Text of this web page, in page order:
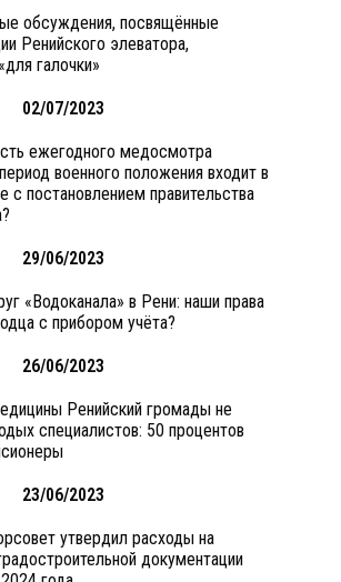
обсуждения, посвящённые
Ренийского элеватора,
галочки»
02/07/2023
ежегодного медосмотра
военного положения входит в
с постановлением правительства
29/06/2023
«Водоканала» в Рени: наши права
с прибором учёта?
26/06/2023
Ренийский громады не
специалистов: 50 процентов
23/06/2023
утвердил расходы на
документации